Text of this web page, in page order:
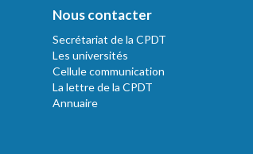
Nous contacter
Secrétariat de la CPDT
Les universités
Cellule communication
La lettre de la CPDT
Annuaire